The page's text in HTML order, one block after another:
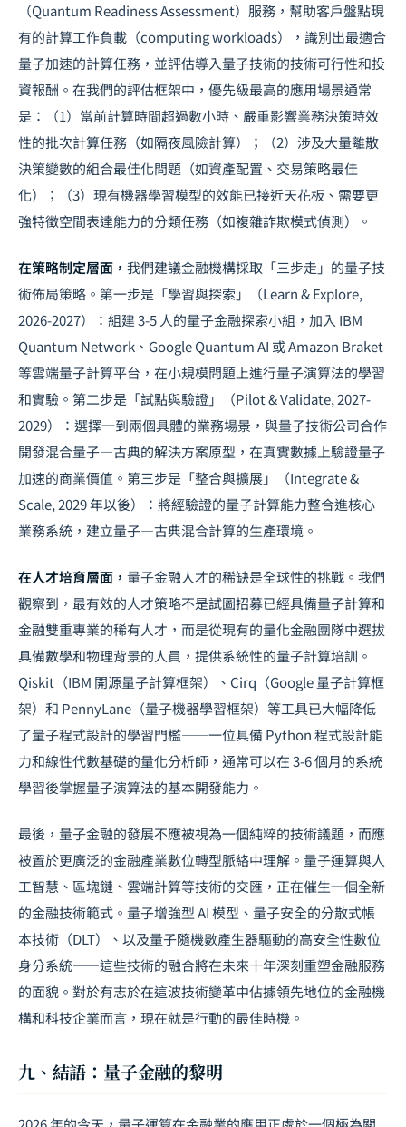
（Quantum Readiness Assessment）服務，幫助客戶盤點現
有的計算工作負載（computing workloads），識別出最適合
量子加速的計算任務，並評估導入量子技術的技術可行性和投
資報酬。在我們的評估框架中，優先級最高的應用場景通常
是：（1）當前計算時間超過數小時、嚴重影響業務決策時效
性的批次計算任務（如隔夜風險計算）；（2）涉及大量離散
決策變數的組合最佳化問題（如資產配置、交易策略最佳
化）；（3）現有機器學習模型的效能已接近天花板、需要更
強特徵空間表達能力的分類任務（如複雜詐欺模式偵測）。
在策略制定層面， 我們建議金融機構採取「三步走」的量子技
術佈局策略。第一步是「學習與探索」（Learn & Explore,
2026-2027）：組建 3-5 人的量子金融探索小組，加入 IBM
Quantum Network、Google Quantum AI 或 Amazon Braket
等雲端量子計算平台，在小規模問題上進行量子演算法的學習
和實驗。第二步是「試點與驗證」（Pilot & Validate, 2027-
2029）：選擇一到兩個具體的業務場景，與量子技術公司合作
開發混合量子—古典的解決方案原型，在真實數據上驗證量子
加速的商業價值。第三步是「整合與擴展」（Integrate &
Scale, 2029 年以後）：將經驗證的量子計算能力整合進核心
業務系統，建立量子—古典混合計算的生產環境。
在人才培育層面， 量子金融人才的稀缺是全球性的挑戰。我們
觀察到，最有效的人才策略不是試圖招募已經具備量子計算和
金融雙重專業的稀有人才，而是從現有的量化金融團隊中選拔
具備數學和物理背景的人員，提供系統性的量子計算培訓。
Qiskit（IBM 開源量子計算框架）、Cirq（Google 量子計算框
架）和 PennyLane（量子機器學習框架）等工具已大幅降低
了量子程式設計的學習門檻——一位具備 Python 程式設計能
力和線性代數基礎的量化分析師，通常可以在 3-6 個月的系統
學習後掌握量子演算法的基本開發能力。
最後，量子金融的發展不應被視為一個純粹的技術議題，而應
被置於更廣泛的金融產業數位轉型脈絡中理解。量子運算與人
工智慧、區塊鏈、雲端計算等技術的交匯，正在催生一個全新
的金融技術範式。量子增強型 AI 模型、量子安全的分散式帳
本技術（DLT）、以及量子隨機數產生器驅動的高安全性數位
身分系統——這些技術的融合將在未來十年深刻重塑金融服務
的面貌。對於有志於在這波技術變革中佔據領先地位的金融機
構和科技企業而言，現在就是行動的最佳時機。
九、結語：量子金融的黎明